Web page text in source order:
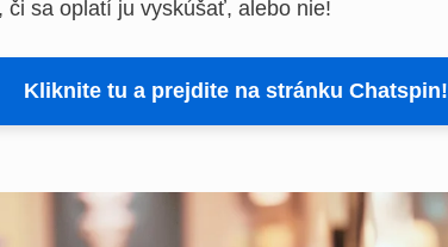
sa oplatí ju vyskúšať, alebo nie!
Kliknite tu a prejdite na stránku Chatspin!